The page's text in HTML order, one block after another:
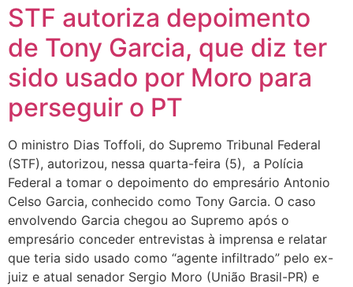
STF autoriza depoimento
de Tony Garcia, que diz ter
sido usado por Moro para
perseguir o PT
O ministro Dias Toffoli, do Supremo Tribunal Federal
(STF), autorizou, nessa quarta-feira (5), a Polícia
Federal a tomar o depoimento do empresário Antonio
Celso Garcia, conhecido como Tony Garcia. O caso
envolvendo Garcia chegou ao Supremo após o
empresário conceder entrevistas à imprensa e relatar
que teria sido usado como “agente infiltrado” pelo ex-
juiz e atual senador Sergio Moro (União Brasil-PR) e